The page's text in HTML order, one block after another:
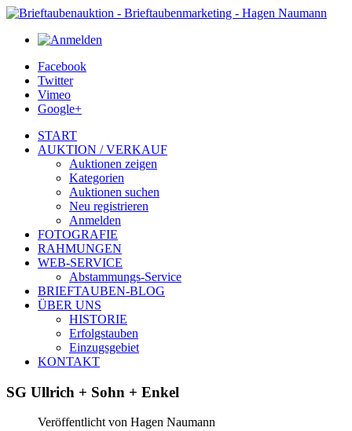
Facebook
Twitter
Vimeo
Google+
START
AUKTION / VERKAUF
Auktionen zeigen
Kategorien
Auktionen suchen
Neu registrieren
Anmelden
FOTOGRAFIE
RAHMUNGEN
WEB-SERVICE
Abstammungs-Service
BRIEFTAUBEN-BLOG
ÜBER UNS
HISTORIE
Erfolgstauben
Einzugsgebiet
KONTAKT
SG Ullrich + Sohn + Enkel
Veröffentlicht von Hagen Naumann